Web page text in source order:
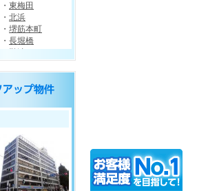
・ 東梅田
・ 北浜
・ 堺筋本町
・ 長堀橋
・
中津
・本町
・西中島南方
・東三国
・肥後橋